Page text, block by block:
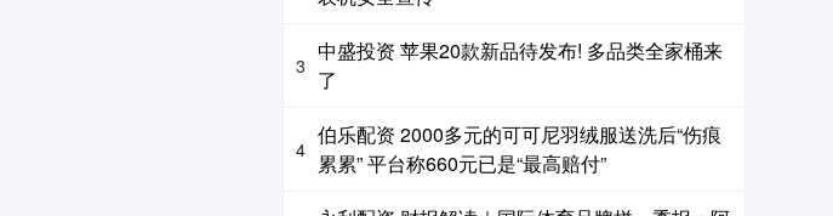
3
中盛投资 苹果20款新品待发布! 多品类全家桶来
了
4
伯乐配资 2000多元的可可尼羽绒服送洗后“伤痕
累累” 平台称660元已是“最高赔付”